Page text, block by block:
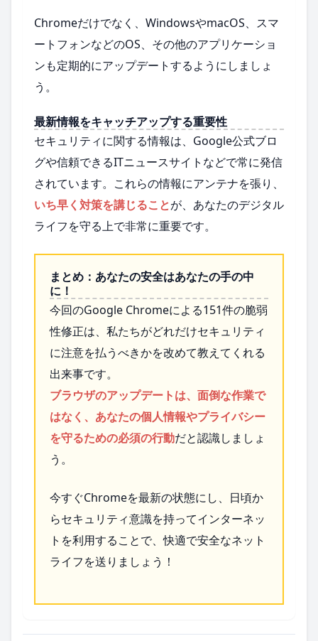
Chromeだけでなく、WindowsやmacOS、スマ
ートフォンなどのOS、その他のアプリケーショ
ンも定期的にアップデートするようにしましょ
う。
最新情報をキャッチアップする重要性
セキュリティに関する情報は、Google公式ブロ
グや信頼できるITニュースサイトなどで常に発信
されています。これらの情報にアンテナを張り、
いち早く対策を講じることが、あなたのデジタル
ライフを守る上で非常に重要です。
まとめ：あなたの安全はあなたの手の中
に！
今回のGoogle Chromeによる151件の脆弱
性修正は、私たちがどれだけセキュリティ
に注意を払うべきかを改めて教えてくれる
出来事です。
ブラウザのアップデートは、面倒な作業で
はなく、あなたの個人情報やプライバシー
を守るための必須の行動だと認識しましょ
う。
今すぐChromeを最新の状態にし、日頃か
らセキュリティ意識を持ってインターネッ
トを利用することで、快適で安全なネット
ライフを送りましょう！